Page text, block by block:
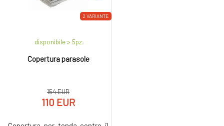
2 VARIANTE
Copertura parasole
disponibile > 5pz.
154 EUR
110 EUR